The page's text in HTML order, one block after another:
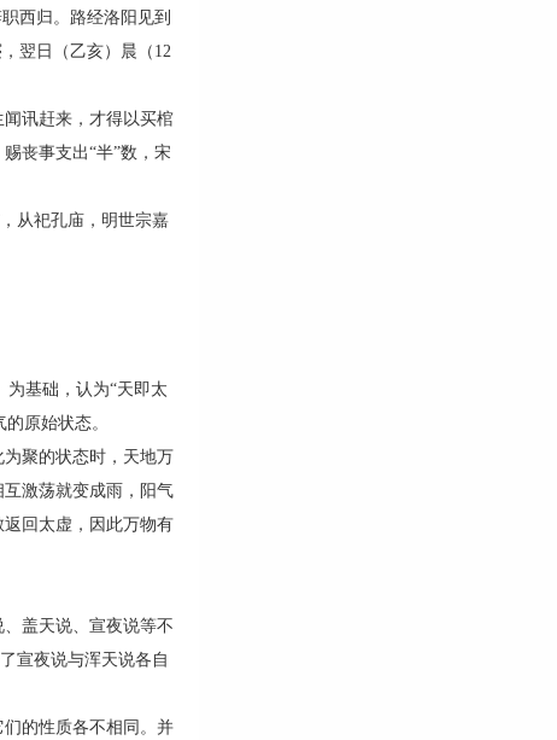
西归。路经洛阳见到
翌日（乙亥）晨（12
讯赶来，才得以买棺
丧事支出“半”数，宋
从祀孔庙，明世宗嘉
基础，认为“天即太
原始状态。
聚的状态时，天地万
激荡就变成雨，阳气
回太虚，因此万物有
盖天说、宣夜说等不
宣夜说与浑天说各自
的性质各不相同。并